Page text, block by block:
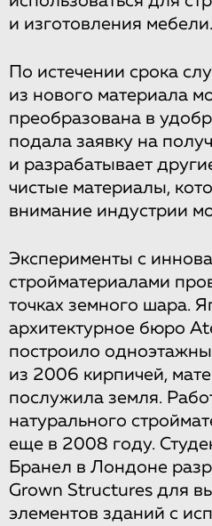
и изготовления мебели.
По истечении срока
из нового материала
преобразована в
подала заявку на
и разрабатывает
чистые материалы,
внимание индустрии
Эксперименты с
стройматериалами
точках земного шара.
архитектурное бюро
построило
из 2006 кирпичей,
послужила земля.
натурального
еще в 2008 году.
Бранел в Лондоне
Grown Structures для
элементов зданий с